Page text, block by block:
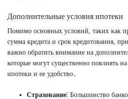
Дополнительные условия ипотеки
Помимо основных условий, таких как
сумма кредита и срок кредитования,
важно обратить внимание на
которые могут существенно повлиять
ипотеки и ее удобство․
Страхование⁚ Большинство